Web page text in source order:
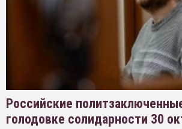
Российские
голодовке солидарности 30